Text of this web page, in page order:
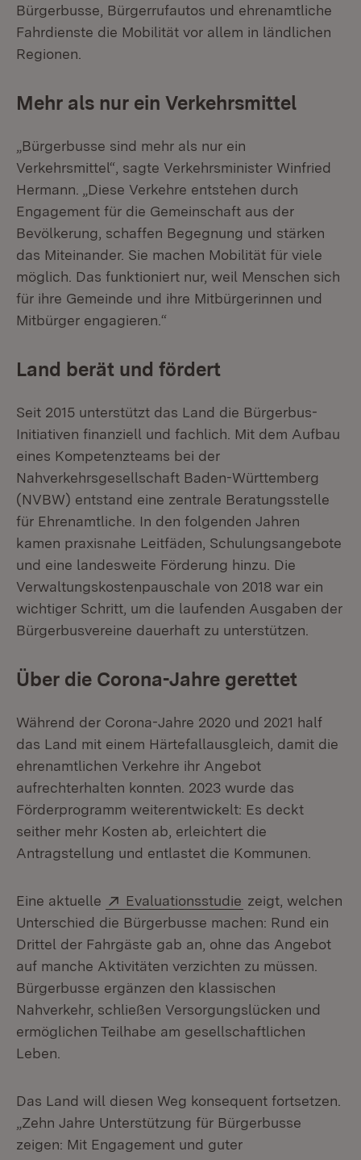
Bürgerbusse, Bürgerrufautos und ehrenamtliche
Fahrdienste die Mobilität vor allem in ländlichen
Regionen.
Mehr als nur ein Verkehrsmittel
„Bürgerbusse sind mehr als nur ein
Verkehrsmittel“, sagte Verkehrsminister Winfried
Hermann. „Diese Verkehre entstehen durch
Engagement für die Gemeinschaft aus der
Bevölkerung, schaffen Begegnung und stärken
das Miteinander. Sie machen Mobilität für viele
möglich. Das funktioniert nur, weil Menschen sich
für ihre Gemeinde und ihre Mitbürgerinnen und
Mitbürger engagieren.“
Land berät und fördert
Seit 2015 unterstützt das Land die Bürgerbus-
Initiativen finanziell und fachlich. Mit dem Aufbau
eines Kompetenzteams bei der
Nahverkehrsgesellschaft Baden-Württemberg
(NVBW) entstand eine zentrale Beratungsstelle
für Ehrenamtliche. In den folgenden Jahren
kamen praxisnahe Leitfäden, Schulungsangebote
und eine landesweite Förderung hinzu. Die
Verwaltungskostenpauschale von 2018 war ein
wichtiger Schritt, um die laufenden Ausgaben der
Bürgerbusvereine dauerhaft zu unterstützen.
Über die Corona-Jahre gerettet
Während der Corona-Jahre 2020 und 2021 half
das Land mit einem Härtefallausgleich, damit die
ehrenamtlichen Verkehre ihr Angebot
aufrechterhalten konnten. 2023 wurde das
Förderprogramm weiterentwickelt: Es deckt
seither mehr Kosten ab, erleichtert die
Antragstellung und entlastet die Kommunen.
Eine aktuelle Extern:
Evaluationsstudie (Öffnet in neuem
zeigt, welchen
Unterschied die Bürgerbusse machen: Rund ein
Drittel der Fahrgäste gab an, ohne das Angebot
auf manche Aktivitäten verzichten zu müssen.
Bürgerbusse ergänzen den klassischen
Nahverkehr, schließen Versorgungslücken und
ermöglichen Teilhabe am gesellschaftlichen
Leben.
Das Land will diesen Weg konsequent fortsetzen.
„Zehn Jahre Unterstützung für Bürgerbusse
zeigen: Mit Engagement und guter